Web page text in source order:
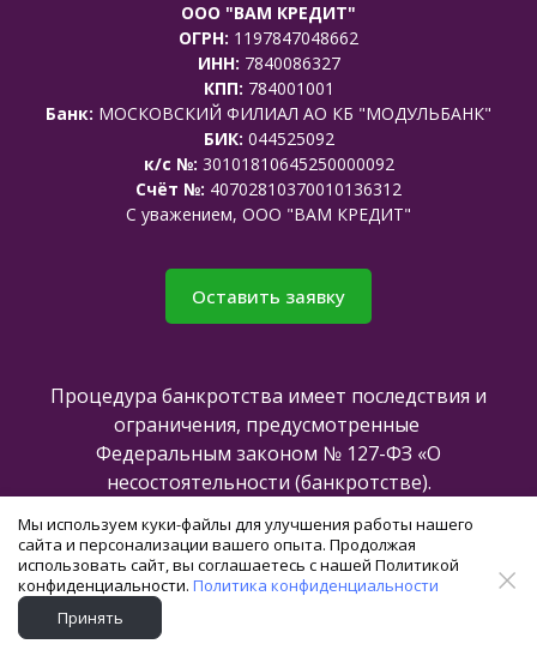
ООО "ВАМ КРЕДИТ"
ОГРН: 1197847048662
ИНН: 7840086327
КПП: 784001001
Банк: МОСКОВСКИЙ ФИЛИАЛ АО КБ "МОДУЛЬБАНК"
БИК: 044525092
к/с №: 30101810645250000092
Счёт №: 40702810370010136312
C уважением, ООО "ВАМ КРЕДИТ"
Оставить заявку
Процедура банкротства имеет последствия и
ограничения, предусмотренные
Федеральным законом № 127-ФЗ «О
несостоятельности (банкротстве).
Все права защищены @2025
Создание и продвижение сайта -
команда
Мы используем куки-файлы для улучшения работы нашего
сайта и персонализации вашего опыта. Продолжая
использовать сайт, вы соглашаетесь с нашей Политикой
конфиденциальности. Политика конфиденциальности
Принять